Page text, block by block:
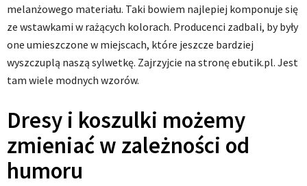
melanżowego materiału. Taki bowiem najlepiej komponuje się
ze wstawkami w rażących kolorach. Producenci zadbali, by były
one umieszczone w miejscach, które jeszcze bardziej
wyszczuplą naszą sylwetkę. Zajrzyjcie na stronę ebutik.pl. Jest
tam wiele modnych wzorów.
Dresy i koszulki możemy
zmieniać w zależności od
humoru